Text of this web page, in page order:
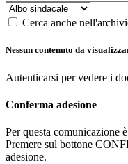
Cerca anche
Nessun contenuto da
Autenticarsi per vedere i
Conferma adesione
Per questa comunicazione
Premere sul bottone
adesione.